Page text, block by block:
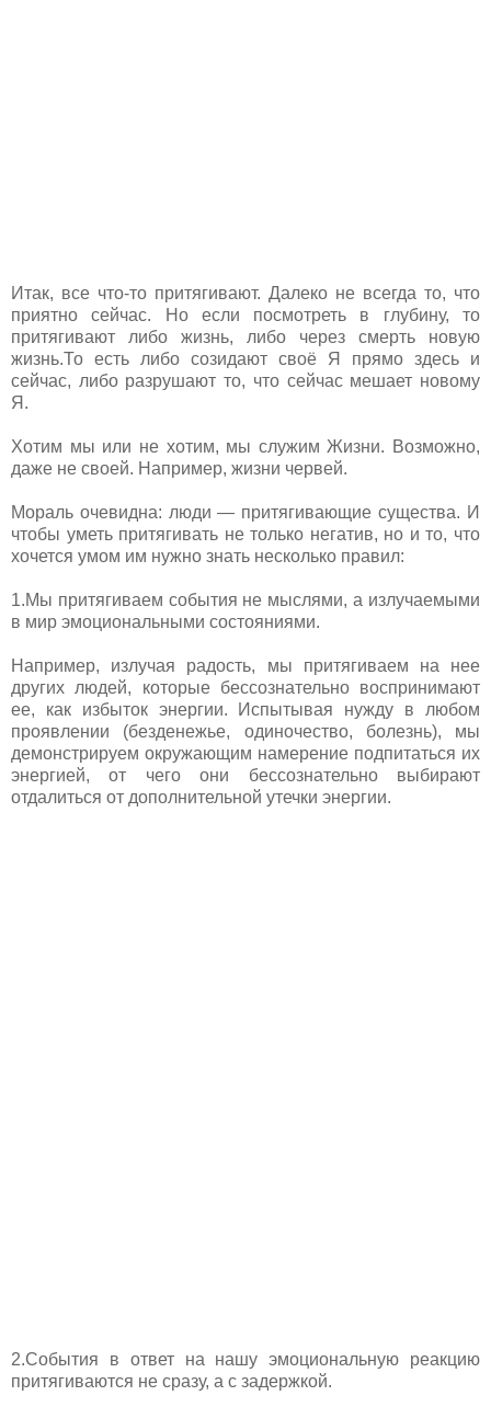
Итак, все что-то притягивают. Далеко не всегда то, что
приятно сейчас. Но если посмотреть в глубину, то
притягивают либо жизнь, либо через смерть новую
жизнь.То есть либо созидают своё Я прямо здесь и
сейчас, либо разрушают то, что сейчас мешает новому
Я.
Хотим мы или не хотим, мы служим Жизни. Возможно,
даже не своей. Например, жизни червей.
Мораль очевидна: люди — притягивающие существа. И
чтобы уметь притягивать не только негатив, но и то, что
хочется умом им нужно знать несколько правил:
1.Мы притягиваем события не мыслями, а излучаемыми
в мир эмоциональными состояниями.
Например, излучая радость, мы притягиваем на нее
других людей, которые бессознательно воспринимают
ее, как избыток энергии. Испытывая нужду в любом
проявлении (безденежье, одиночество, болезнь), мы
демонстрируем окружающим намерение подпитаться их
энергией, от чего они бессознательно выбирают
отдалиться от дополнительной утечки энергии.
2.События в ответ на нашу эмоциональную реакцию
притягиваются не сразу, а с задержкой.